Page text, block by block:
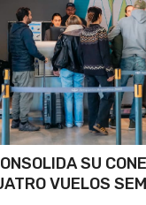
SU
VUELOS